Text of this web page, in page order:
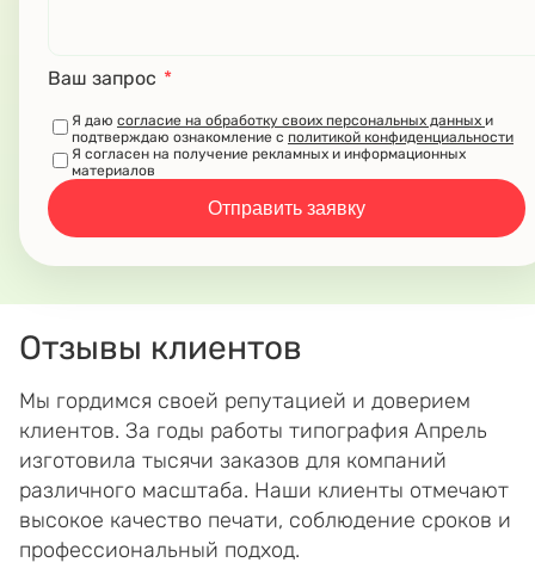
Ваш запрос *
Я даю согласие на обработку своих персональных данных и
подтверждаю ознакомление с политикой конфиденциальности
Я согласен на получение рекламных и информационных
материалов
Отправить заявку
Отзывы клиентов
Мы гордимся своей репутацией и доверием
клиентов. За годы работы типография Апрель
изготовила тысячи заказов для компаний
различного масштаба. Наши клиенты отмечают
высокое качество печати, соблюдение сроков и
профессиональный подход.